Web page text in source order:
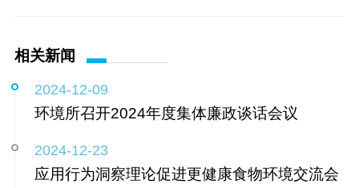
相关新闻
2024-12-09
环境所召开2024年度集体廉政谈话会议
2024-12-23
应用行为洞察理论促进更健康食物环境交流会